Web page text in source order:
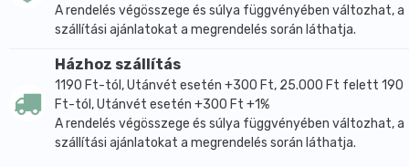
A rendelés végösszege és súlya függvényében változhat, a
szállítási ajánlatokat a megrendelés során láthatja.
Házhoz szállítás
1190 Ft-tól, Utánvét esetén +300 Ft, 25.000 Ft felett 190
Ft-tól, Utánvét esetén +300 Ft +1%
A rendelés végösszege és súlya függvényében változhat, a
szállítási ajánlatokat a megrendelés során láthatja.